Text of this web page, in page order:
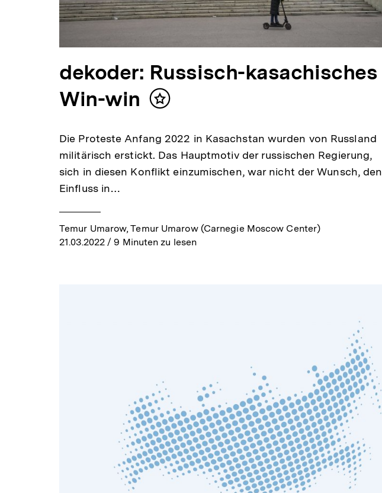
dekoder: Russisch-kasachisches
Win-win
Inhalt
Die Proteste Anfang 2022 in Kasachstan wurden von Russland
militärisch erstickt. Das Hauptmotiv der russischen Regierung,
sich in diesen Konflikt einzumischen, war nicht der Wunsch, den
Einfluss in…
Temur Umarow, Temur Umarow (Carnegie Moscow Center)
21.03.2022 / 9 Minuten zu lesen